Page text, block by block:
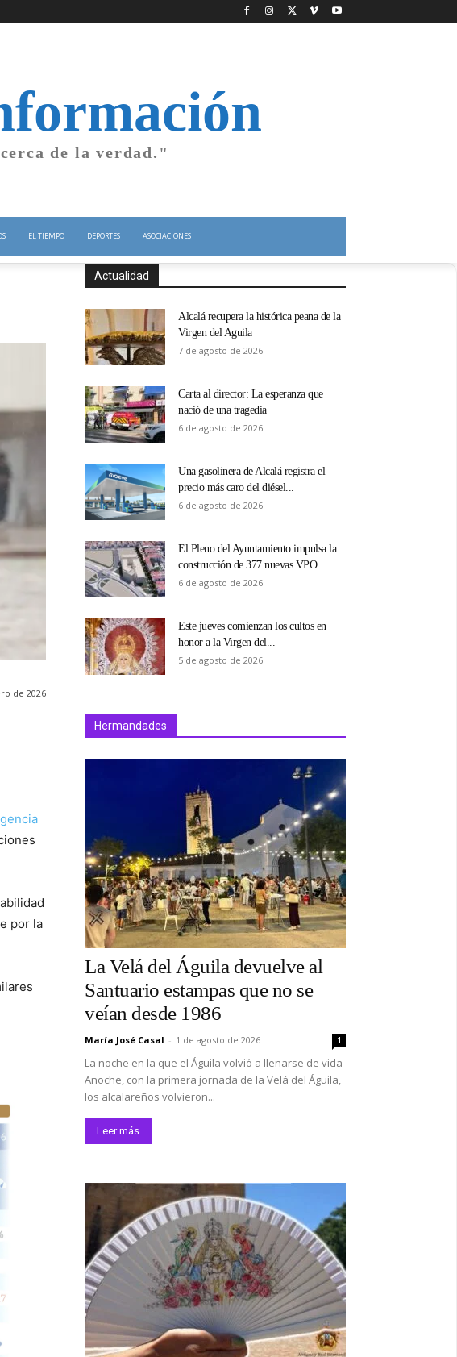
de la verdad."
EL TIEMPO DEPORTES ASOCIACIONES
de 2026
por la
Actualidad
Alcalá recupera la histórica peana de la
Virgen del Aguila
7 de agosto de 2026
Carta al director: La esperanza que
nació de una tragedia
6 de agosto de 2026
Una gasolinera de Alcalá registra el
precio más caro del diésel...
6 de agosto de 2026
El Pleno del Ayuntamiento impulsa la
construcción de 377 nuevas VPO
6 de agosto de 2026
Este jueves comienzan los cultos en
honor a la Virgen del...
5 de agosto de 2026
Hermandades
La Velá del Águila devuelve al
Santuario estampas que no se
veían desde 1986
María José Casal - 1 de agosto de 2026 1
La noche en la que el Águila volvió a llenarse de vida
Anoche, con la primera jornada de la Velá del Águila,
los alcalareños volvieron...
Leer más